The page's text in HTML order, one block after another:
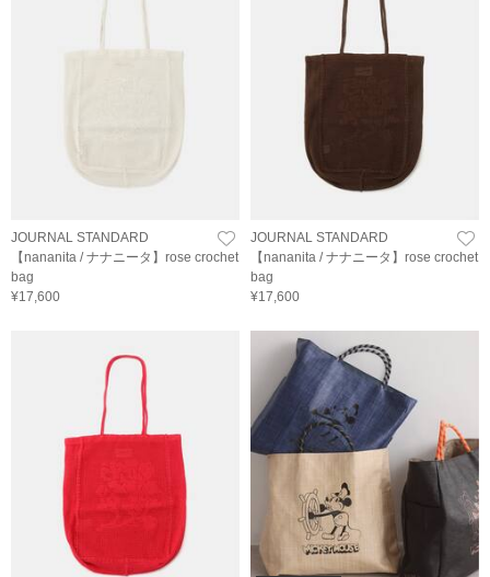
JOURNAL STANDARD
【nananita / ナナニータ】rose crochet
bag
¥17,600
JOURNAL STANDARD
【nananita / ナナニータ】rose crochet
bag
¥17,600